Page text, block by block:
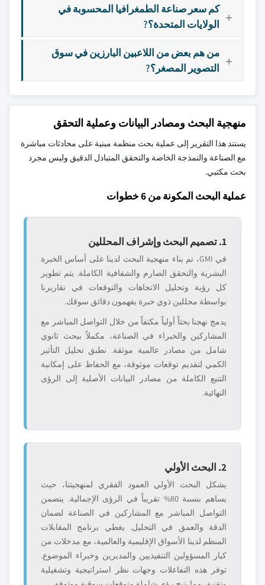
كم سعر صناعة الطمغرافيا المحسوبة في
الولايات المتحدة؟?
من هم بعض من اللاعبين البارزين في سوق
التصوير المصغر؟?
منهجية البحث ومصادر البيانات وعملية التحقق
يستند هذا التقرير إلى عملية بحث منظمة مبنية على محادثات مباشرة
مع الصناعة والنمذجة الخاصة والتحقق المتبادل الدقيق وليس مجرد
بحث مكتبي.
عملية البحث المكونة من 6 خطوات
1. تصميم البحث وإشراف المحللين
في GMI، تم بناء منهجية البحث لدينا على أساس الخبرة
البشرية والتحقق الصارم والشفافية الكاملة. يتم تطوير
كل رؤية وتحليل الاتجاهات والتوقعات في تقاريرنا
بواسطة محللين ذوي خبرة يفهمون دقائق سوقك.
يدمج نهجنا بحثاً أولياً مكثفاً من خلال التواصل المباشر مع
المشاركين والخبراء في الصناعة، مكملاً ببحث ثانوي
شامل من مصادر عالمية موثقة. نطبق تحليل التأثير
الكمي لتقديم توقعات موثوقة، مع الحفاظ على إمكانية
التتبع الكاملة من مصادر البيانات الأصلية إلى الرؤى
النهائية.
2. البحث الأولي
يشكل البحث الأولي العمود الفقري لمنهجيتنا، حيث
يساهم بنسبة 80% تقريباً في الرؤى الإجمالية. يتضمن
التواصل المباشر مع المشاركين في الصناعة لضمان
الدقة والعمق في التحليل. يغطي برنامج المقابلات
المنظم لدينا الأسواق الإقليمية والعالمية، مع مدخلات من
كبار المسؤولين التنفيذيين والمديرين وخبراء الموضوع.
توفر هذه التفاعلات وجهات نظر استراتيجية وتشغيلية